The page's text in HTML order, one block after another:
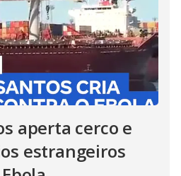
aperta cerco e
estrangeiros